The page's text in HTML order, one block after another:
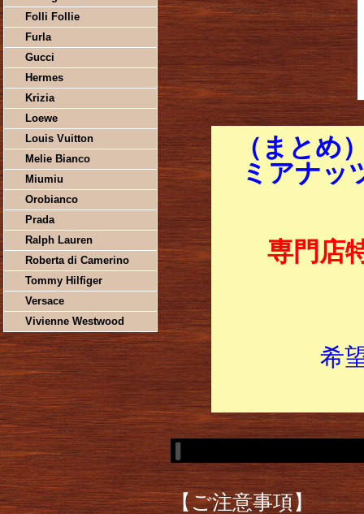
Folli Follie
Furla
Gucci
Hermes
Krizia
Loewe
Louis Vuitton
Melie Bianco
Miumiu
Orobianco
Prada
Ralph Lauren
Roberta di Camerino
Tommy Hilfiger
Versace
Vivienne Westwood
（まとめ
ミアナッ
専門店
希
【ご注意事項】